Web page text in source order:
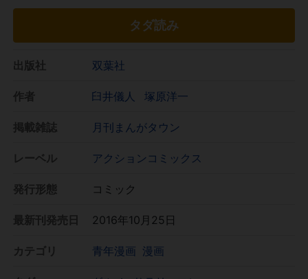
タダ読み
出版社 双葉社
作者 臼井儀人 塚原洋一
掲載雑誌 月刊まんがタウン
レーベル アクションコミックス
発行形態 コミック
最新刊発売日 2016年10月25日
カテゴリ 青年漫画 漫画